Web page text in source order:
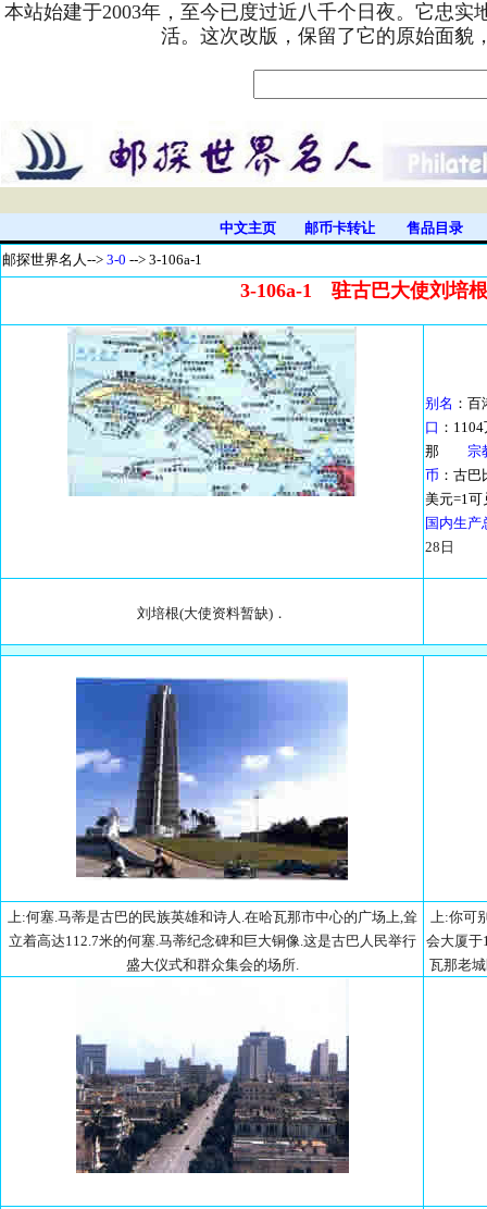
本站始建于2003年，至今已度过近八千个日夜。它忠
活。这次改版，保留了它的原始面貌
中文主页 邮币卡转让
售品目录
邮探世界名人--> 3-0 --> 3-106a-1
3-106a-1 驻古巴大使刘培
别名 ：
口 ：
那 宗
币 ：古
美元=1可
国内生产
28日
刘培根(大使资料暂缺)．
上:何塞.马蒂是古巴的民族英雄和诗人.在哈瓦那市中心的广场上,耸
立着高达112.7米的何塞.马蒂纪念碑和巨大铜像.这是古巴人民举行
盛大仪式和群众集会的场所.
上:你可
会大厦于
瓦那老